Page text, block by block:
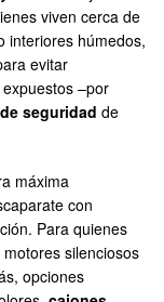
viven cerca de
interiores húmedos,
evitar
–por
seguridad de
máxima
con
Para quienes
silenciosos
opciones